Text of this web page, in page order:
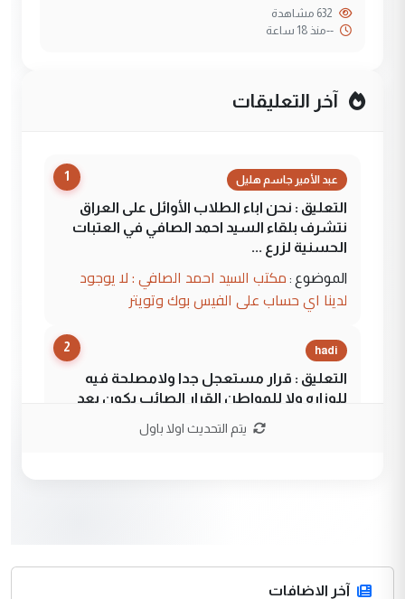
--منذ 18 ساعة
آخر التعليقات
1 عبد الأمير جاسم هليل
التعليق : نحن اباء الطلاب الأوائل على العراق
نتشرف بلقاء السيد احمد الصافي في العتبات
الحسنية لزرع ...
الموضوع : مكتب السيد احمد الصافي : لا يوجود
لدينا اي حساب على الفيس بوك وتويتر
2 hadi
التعليق : قرار مستعجل جدا ولامصلحة فيه
للوزاره ولا للمواطن القرار الصائب يكون بعد
جنسية الرافد الثالث للعراق ومن اصول عريقة
ابا فرات ...
يتم التحديث اولا باول
آخر الاضافات